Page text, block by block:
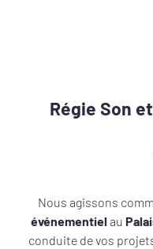
Régie Son
Nous agissons
événementiel au
conduite de vos